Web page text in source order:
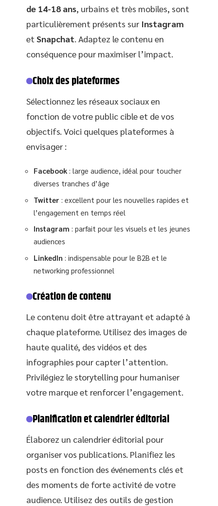
de 14-18 ans, urbains et très mobiles, sont
particulièrement présents sur Instagram
et Snapchat . Adaptez le contenu en
conséquence pour maximiser l’impact.
Choix des plateformes
Sélectionnez les réseaux sociaux en
fonction de votre public cible et de vos
objectifs. Voici quelques plateformes à
envisager :
Facebook : large audience, idéal pour toucher
diverses tranches d’âge
Twitter : excellent pour les nouvelles rapides et
l’engagement en temps réel
Instagram : parfait pour les visuels et les jeunes
audiences
LinkedIn : indispensable pour le B2B et le
networking professionnel
Création de contenu
Le contenu doit être attrayant et adapté à
chaque plateforme. Utilisez des images de
haute qualité, des vidéos et des
infographies pour capter l’attention.
Privilégiez le storytelling pour humaniser
votre marque et renforcer l’engagement.
Planification et calendrier éditorial
Élaborez un calendrier éditorial pour
organiser vos publications. Planifiez les
posts en fonction des événements clés et
des moments de forte activité de votre
audience. Utilisez des outils de gestion